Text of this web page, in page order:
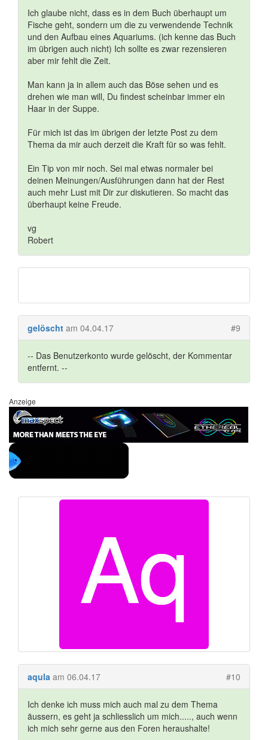
Ich glaube nicht, dass es in dem Buch überhaupt um
Fische geht, sondern um die zu verwendende Technik
und den Aufbau eines Aquariums. (ich kenne das Buch
im übrigen auch nicht) Ich sollte es zwar rezensieren
aber mir fehlt die Zeit.
Man kann ja in allem auch das Böse sehen und es
drehen wie man will, Du findest scheinbar immer ein
Haar in der Suppe.
Für mich ist das im übrigen der letzte Post zu dem
Thema da mir auch derzeit die Kraft für so was fehlt.
Ein Tip von mir noch. Sei mal etwas normaler bei
deinen Meinungen/Ausführungen dann hat der Rest
auch mehr Lust mit Dir zur diskutieren. So macht das
überhaupt keine Freude.
vg
Robert
gelöscht am 04.04.17 #9
-- Das Benutzerkonto wurde gelöscht, der Kommentar
entfernt. --
Anzeige
aqula am 06.04.17 #10
Ich denke ich muss mich auch mal zu dem Thema
äussern, es geht ja schliesslich um mich....., auch wenn
ich mich sehr gerne aus den Foren heraushalte!